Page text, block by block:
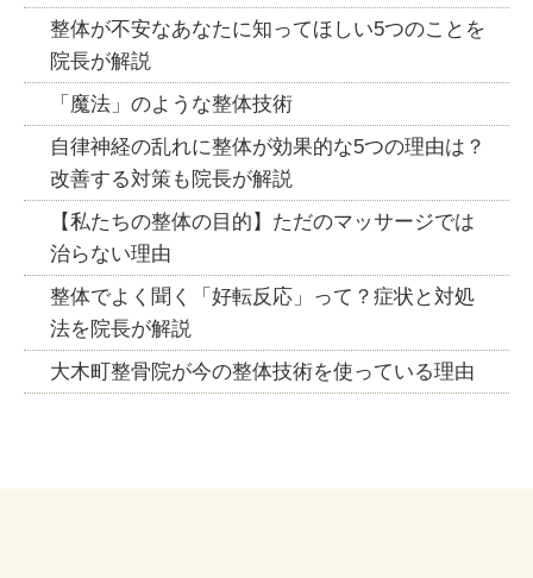
整体が不安なあなたに知ってほしい5つのことを
院長が解説
「魔法」のような整体技術
自律神経の乱れに整体が効果的な5つの理由は？
改善する対策も院長が解説
【私たちの整体の目的】ただのマッサージでは
治らない理由
整体でよく聞く「好転反応」って？症状と対処
法を院長が解説
大木町整骨院が今の整体技術を使っている理由